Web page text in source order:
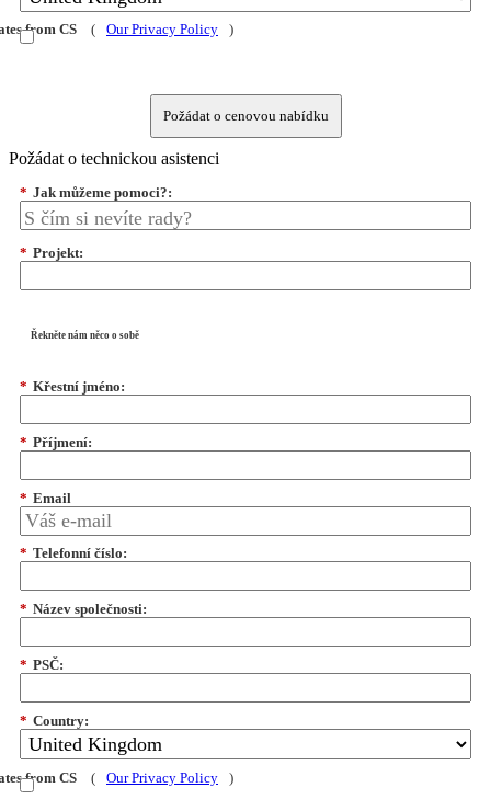
from CS ( Our Privacy Policy )
Požádat o cenovou nabídku
Požádat o technickou asistenci
* Jak můžeme pomoci?:
* Projekt:
Řekněte nám něco o sobě
* Křestní jméno:
* Příjmení:
* Email
* Telefonní číslo:
* Název společnosti:
* PSČ:
* Country:
from CS ( Our Privacy Policy )